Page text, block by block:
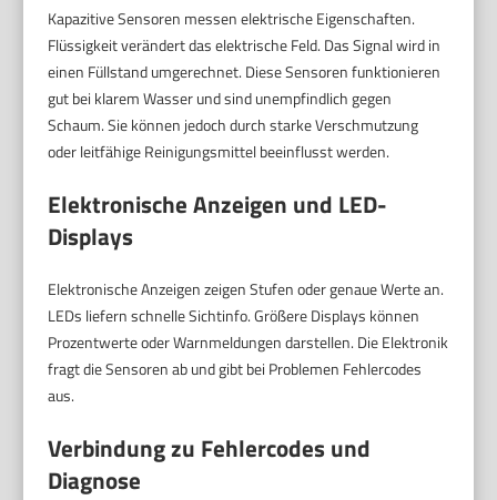
Kapazitive Sensoren messen elektrische Eigenschaften.
Flüssigkeit verändert das elektrische Feld. Das Signal wird in
einen Füllstand umgerechnet. Diese Sensoren funktionieren
gut bei klarem Wasser und sind unempfindlich gegen
Schaum. Sie können jedoch durch starke Verschmutzung
oder leitfähige Reinigungsmittel beeinflusst werden.
Elektronische Anzeigen und LED-
Displays
Elektronische Anzeigen zeigen Stufen oder genaue Werte an.
LEDs liefern schnelle Sichtinfo. Größere Displays können
Prozentwerte oder Warnmeldungen darstellen. Die Elektronik
fragt die Sensoren ab und gibt bei Problemen Fehlercodes
aus.
Verbindung zu Fehlercodes und
Diagnose